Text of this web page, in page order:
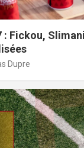
: Fickou,
Dupre